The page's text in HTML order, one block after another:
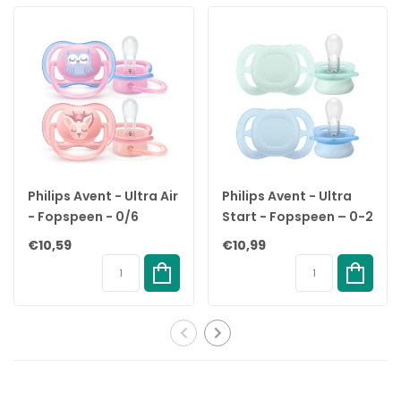
De ronde tepel bevordert een vergelijkbare tongplaatsing en
zuigtechniek bij het geven van borstvoeding, aangezien de
ronde vorm de zijkanten van de tong toestaat om omhoog te
komen en rond de tepel te vormen, net als tijdens het geven
van borstvoeding.
De tepel is voorzien van een ventiel, waardoor lucht kan
ontsnappen wanneer de baby zich op de tepel sluit, waardoor
naar de mondholte van de baby.
De speen is gemaakt van natuurlijk rubberlatex. Omdat
natuurrubberlatex een natuurlijk materiaal is, kunnen er
kleurvariaties optreden.
Het ronde lichtgewicht schildje is weggekeerd van de
gevoelige en tere huid rond de mond van de baby om
Philips Avent - Ultra Air
- Fopspeen - 0/6
maanden - 2 stuks -
SCF085/02
€10,59
Philips Avent - Ultra
Start - Fopspeen – 0-2
maanden –
Groen/Blauw - 2 stuks
€10,99